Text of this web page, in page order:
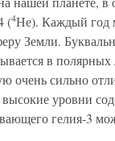
(4Не). Каждый год
Земли.
в
очень сильно
уровни
гелия-3